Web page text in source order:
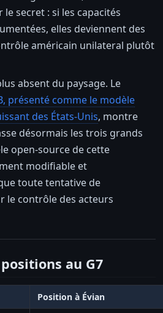
le secret : si les capacités
elles deviennent des
américain unilateral plutôt
absent du paysage. Le
présenté comme le modèle
des États-Unis, montre
désormais les trois grands
open-source de cette
modifiable et
toute tentative de
le contrôle des acteurs
au G7
Position à Évian